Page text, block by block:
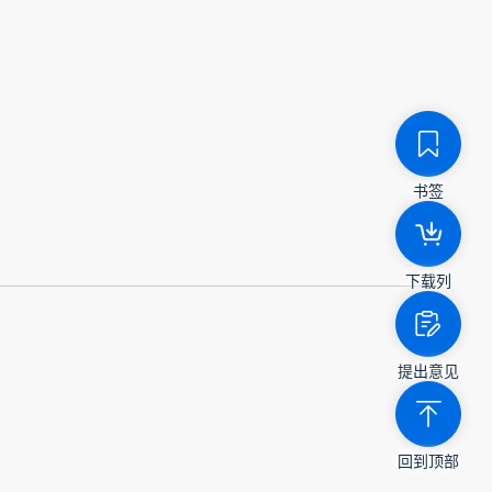
书签
下载列
提出意见
回到顶部